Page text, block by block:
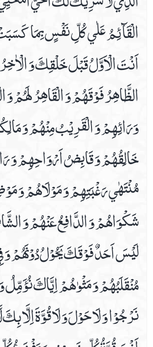
الْقَآئِمُ عَلٰي كُلِّ نَفْسٍ بِمَا كَسَبَتْ
اَنْتَ الْاَوَّلُ قَبْلَ خَلْقِكَ وَ
الظَّاهِرُ فَوْقَهُمْ وَ الْقَاهِرُ لَهُمْ وَ
وَرَائِهِمْ وَ الْقَرِيْبُ مِنْهُمْ وَ
خَالِقُهُمْ وَ قَابِضُ اَرْوَاحِهِمْ وَ
مُنْتَهٰي رَغْبَتِهِمْ وَ مَوْلَاهُمْ وَ
شَكْوَاهُمْ وَ الدَّافِعُ عَنْهُمْ وَ
لَيْسَ اَحَدٌ فَوْقَكَ يَحُوْلُ دُوْنَهُمْ
مُنْقَلَبُهُمْ وَ مَثْوٰهُمْ اِيَّاكَ
نَرْجُوْا وَ لَا حَوْلَ وَ لَا قُوَّةَ اِلَّا بِكَ